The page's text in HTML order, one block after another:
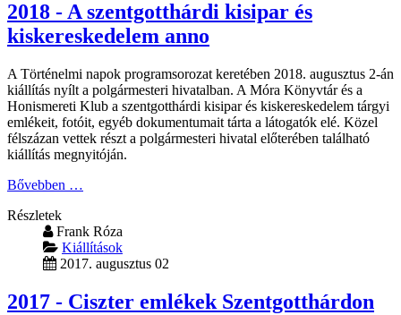
2018 - A szentgotthárdi kisipar és
kiskereskedelem anno
A Történelmi napok programsorozat keretében 2018. augusztus 2-án
kiállítás nyílt a polgármesteri hivatalban. A Móra Könyvtár és a
Honismereti Klub a szentgotthárdi kisipar és kiskereskedelem tárgyi
emlékeit, fotóit, egyéb dokumentumait tárta a látogatók elé. Közel
félszázan vettek részt a polgármesteri hivatal előterében található
kiállítás megnyitóján.
Bővebben …
Részletek
Frank Róza
Kiállítások
2017. augusztus 02
2017 - Ciszter emlékek Szentgotthárdon